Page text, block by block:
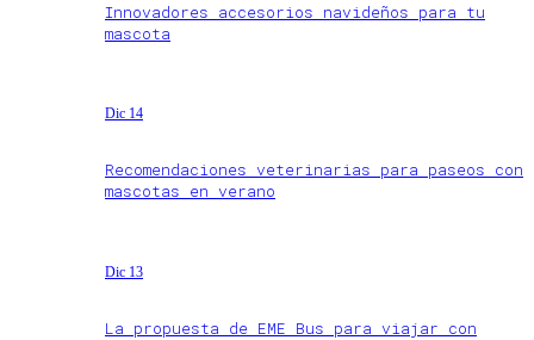
Innovadores accesorios navideños para tu
mascota
Dic 14
Recomendaciones veterinarias para paseos con
mascotas en verano
Dic 13
La propuesta de EME Bus para viajar con